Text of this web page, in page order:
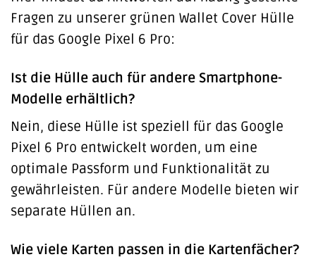
Fragen zu unserer grünen Wallet Cover Hülle
für das Google Pixel 6 Pro:
Ist die Hülle auch für andere Smartphone-
Modelle erhältlich?
Nein, diese Hülle ist speziell für das Google
Pixel 6 Pro entwickelt worden, um eine
optimale Passform und Funktionalität zu
gewährleisten. Für andere Modelle bieten wir
separate Hüllen an.
Wie viele Karten passen in die Kartenfächer?